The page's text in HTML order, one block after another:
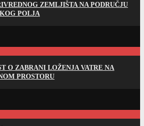
ZEMLJIŠTA NA PODRUČJU
POLJA
O ZABRANI LOŽENJA VATRE NA
PROSTORU